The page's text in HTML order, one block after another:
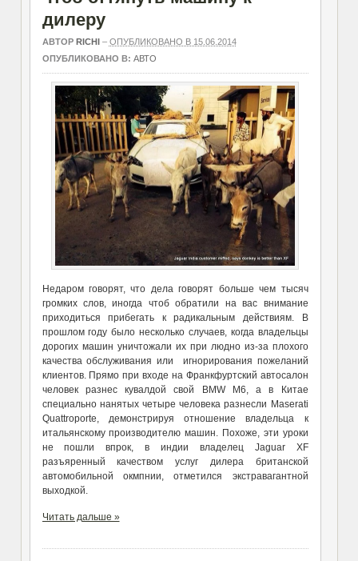
дилеру
АВТОР RICHI– ОПУБЛИКОВАНО В 15.06.2014
ОПУБЛИКОВАНО В: АВТО
Недаром говорят, что дела говорят больше чем тысяч
громких слов, иногда чтоб обратили на вас внимание
приходиться прибегать к радикальным действиям. В
прошлом году было несколько случаев, когда владельцы
дорогих машин уничтожали их при людно из-за плохого
качества обслуживания или игнорирования пожеланий
клиентов. Прямо при входе на Франкфуртский автосалон
человек разнес кувалдой свой BMW M6, а в Китае
специально нанятых четыре человека разнесли Maserati
Quattroporte, демонстрируя отношение владельца к
итальянскому производителю машин. Похоже, эти уроки
не пошли впрок, в индии владелец Jaguar XF
разъяренный качеством услуг дилера британской
автомобильной окмпнии, отметился экстравагантной
выходкой.
Читать дальше »